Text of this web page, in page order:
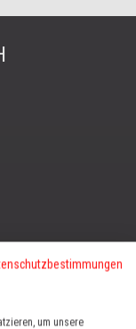
um unsere